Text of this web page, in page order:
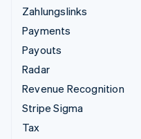
Zahlungslinks
Payments
Payouts
Radar
Revenue Recognition
Stripe Sigma
Tax